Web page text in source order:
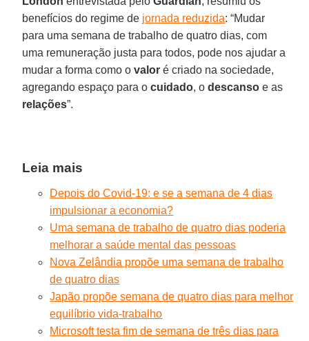
benefícios do regime de jornada reduzida: “Mudar
para uma semana de trabalho de quatro dias, com
uma remuneração justa para todos, pode nos ajudar a
mudar a forma como ovalor é criado na sociedade,
agregando espaço para ocuidado, odescanso e as
relações”.
Leia mais
Depois do Covid-19: e se a semana de 4 dias
impulsionar a economia?
Uma semana de trabalho de quatro dias poderia
melhorar a saúde mental das pessoas
Nova Zelândia propõe uma semana de trabalho
de quatro dias
Japão propõe semana de quatro dias para melhor
equilíbrio vida-trabalho
Microsoft testa fim de semana de três dias para